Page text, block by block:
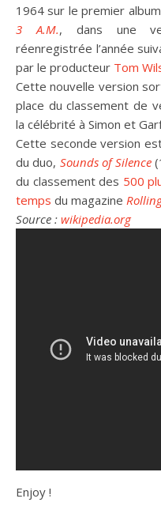
1964 sur le premier
3 A.M., dans une
réenregistrée l’année
par le producteur Tom
Cette nouvelle version
place du classement de
la célébrité à Simon et
Cette seconde version
du duo, Sounds of Silence
du classement des 500
temps du magazine
Source : wikipedia.org
Enjoy !